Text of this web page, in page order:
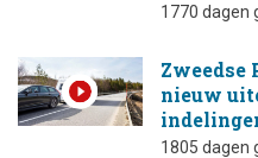
1770 dagen
Zweedse
nieuw
1805 dagen